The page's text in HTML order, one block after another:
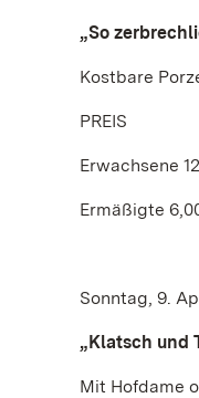
„So
Kostbare
PREIS
Erwachsene
Ermäßigte
Sonntag, 9.
„Klatsch und
Mit Hofdame